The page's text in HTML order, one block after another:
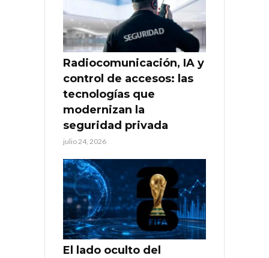
Radiocomunicación, IA y
control de accesos: las
tecnologías que
modernizan la
seguridad privada
julio 24, 2026
El lado oculto del